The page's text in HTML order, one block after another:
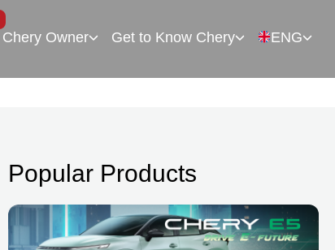
Chery Owner Get to Know Chery ENG
Popular Products